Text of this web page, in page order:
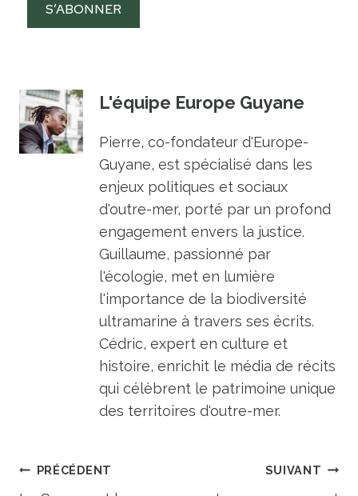
S’ABONNER
L'équipe Europe Guyane
Pierre, co-fondateur d'Europe-
Guyane, est spécialisé dans les
enjeux politiques et sociaux
d'outre-mer, porté par un profond
engagement envers la justice.
Guillaume, passionné par
l'écologie, met en lumière
l'importance de la biodiversité
ultramarine à travers ses écrits.
Cédric, expert en culture et
histoire, enrichit le média de récits
qui célèbrent le patrimoine unique
des territoires d'outre-mer.
Navigation
PRÉCÉDENT SUIVANT